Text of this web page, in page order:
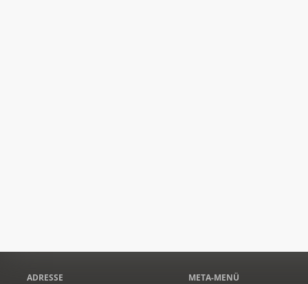
ADRESSE META-MENÜ